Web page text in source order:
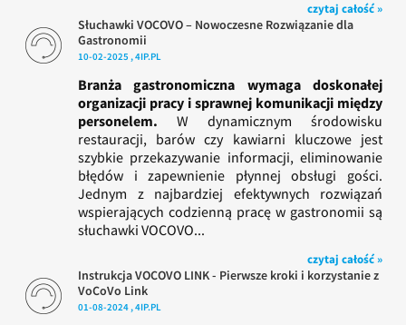
czytaj całość »
Słuchawki VOCOVO – Nowoczesne Rozwiązanie dla
Gastronomii
10-02-2025 , 4IP.PL
Branża gastronomiczna wymaga doskonałej
organizacji pracy i sprawnej komunikacji między
personelem. W dynamicznym środowisku
restauracji, barów czy kawiarni kluczowe jest
szybkie przekazywanie informacji, eliminowanie
błędów i zapewnienie płynnej obsługi gości.
Jednym z najbardziej efektywnych rozwiązań
wspierających codzienną pracę w gastronomii są
słuchawki VOCOVO...
czytaj całość »
Instrukcja VOCOVO LINK - Pierwsze kroki i korzystanie z
VoCoVo Link
01-08-2024 , 4IP.PL